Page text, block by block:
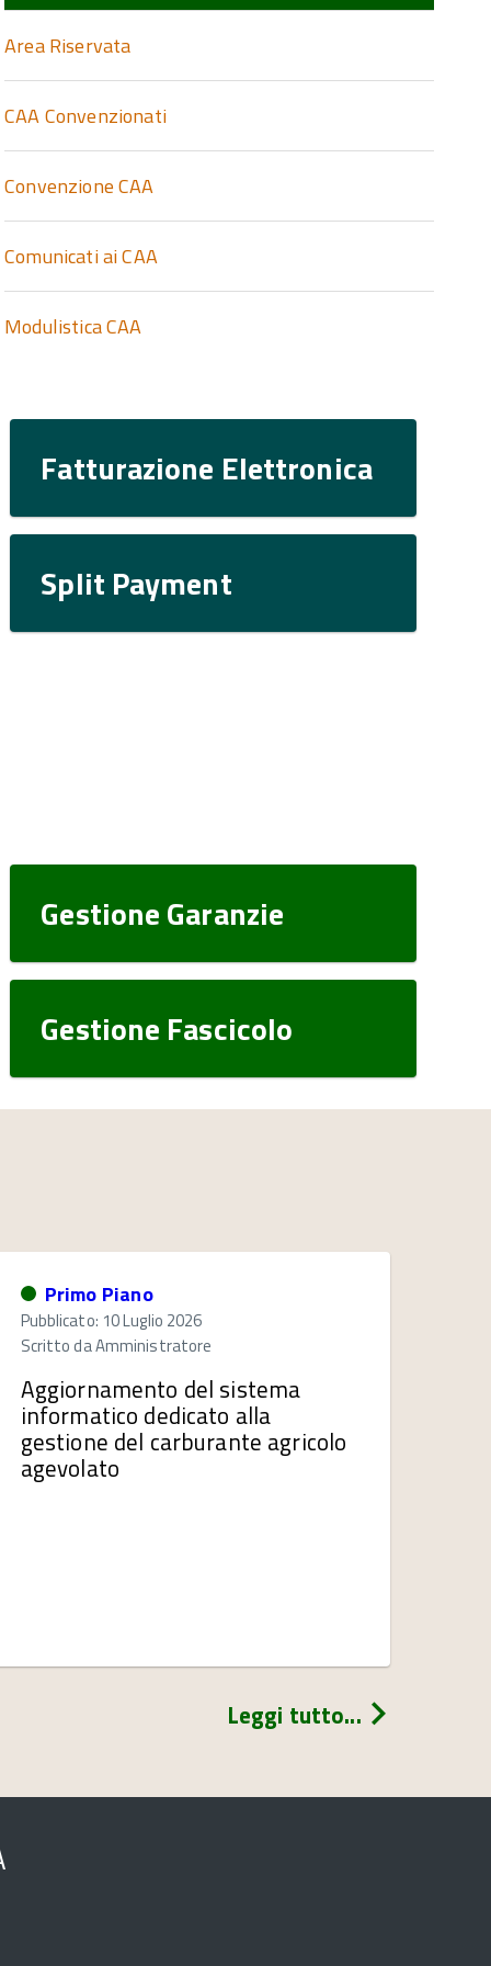
Area Riservata
CAA Convenzionati
Convenzione CAA
Comunicati ai CAA
Modulistica CAA
Fatturazione Elettronica
Split Payment
Gestione Garanzie
Gestione Fascicolo
Primo Piano
Pubblicato: 10 Luglio 2026
Scritto daAmministratore
Aggiornamento del sistema
informatico dedicato alla
gestione del carburante agricolo
agevolato
Leggi tutto...